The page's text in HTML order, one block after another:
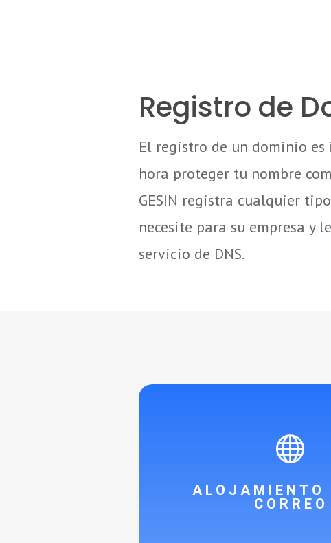
Registro de
El registro de un dominio
hora proteger tu nombre
GESIN registra cualquier
necesite para su empresa y
servicio de DNS.

ALOJAMIENTO
CORREO